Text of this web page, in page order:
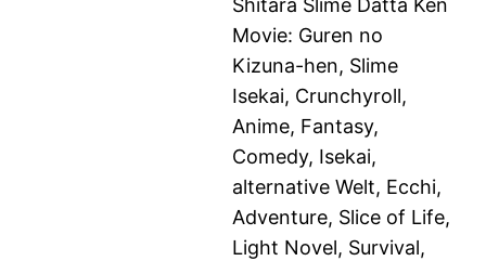
Shitara Slime Datta Ken
Movie: Guren no
Kizuna-hen, Slime
Isekai, Crunchyroll,
Anime, Fantasy,
Comedy, Isekai,
alternative Welt, Ecchi,
Adventure, Slice of Life,
Light Novel, Survival,